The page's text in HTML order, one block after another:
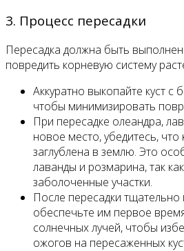
3. Процесс пересадки
Пересадка должна быть
повредить корневую систему
Аккуратно выкопайте куст
чтобы минимизировать
При пересадке олеандра,
новое место, убедитесь,
заглублена в землю. Это
лаванды и розмарина, так
заболоченные участки.
После пересадки тщательно
обеспечьте им первое
солнечных лучей, чтобы
ожогов на пересаженных